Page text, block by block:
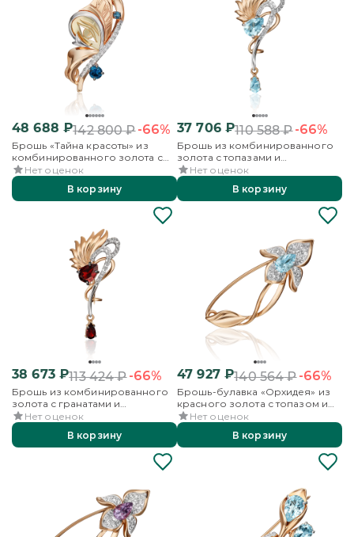
48 688 ₽142 800₽-66%
Брошь «Тайна красоты» из
комбинированного золота с
топазами и бесцветными
топазами
Нет оценок
В корзину
37 706₽110 588₽-66%
Брошь из комбинированного
золота с топазами и
бесцветными топазами
Нет оценок
В корзину
38 673₽113 424₽-66%
Брошь из комбинированного
золота с гранатами и
бесцветными топазами
Нет оценок
В корзину
47 927₽140 564₽-66%
Брошь-булавка «Орхидея» из
красного золота с топазом и
бесцветными топазами
Нет оценок
В корзину